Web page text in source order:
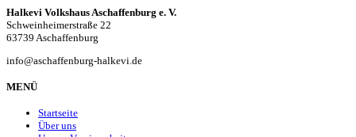
Halkevi Volkshaus Aschaffenburg e. V.
Schweinheimerstraße 22
63739 Aschaffenburg
info@aschaffenburg-halkevi.de
MENÜ
Startseite
Über uns